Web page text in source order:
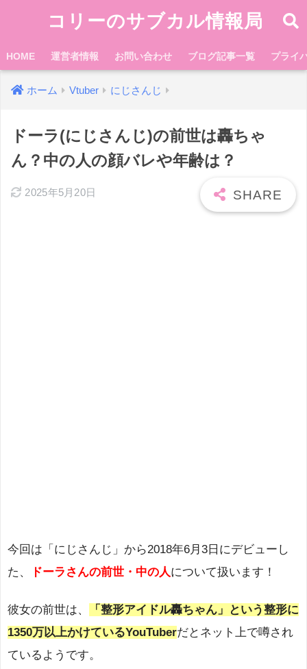
コリーのサブカル情報局
HOME 運営者情報 お問い合わせ ブログ記事一覧 プライ
ホーム Vtuber にじさんじ
ドーラ(にじさんじ)の前世は轟ちゃ
ん？中の人の顔バレや年齢は？
2025年5月20日
今回は「にじさんじ」から2018年6月3日にデビューし
た、
ドーラさんの前世・中の人について扱います！
彼女の前世は、
「整形アイドル轟ちゃん」という整形に
1350万以上かけているYouTuberだとネット上で噂され
ているようです。